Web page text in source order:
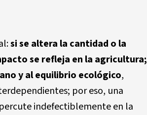
si se altera la cantidad o la
se refleja en la agricultura;
y al equilibrio ecológico,
por eso, una
indefectiblemente en la